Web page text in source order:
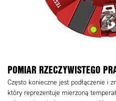
POMIAR RZECZYWISTEGO
Często konieczne jest podłączenie i
który reprezentuje mierzoną